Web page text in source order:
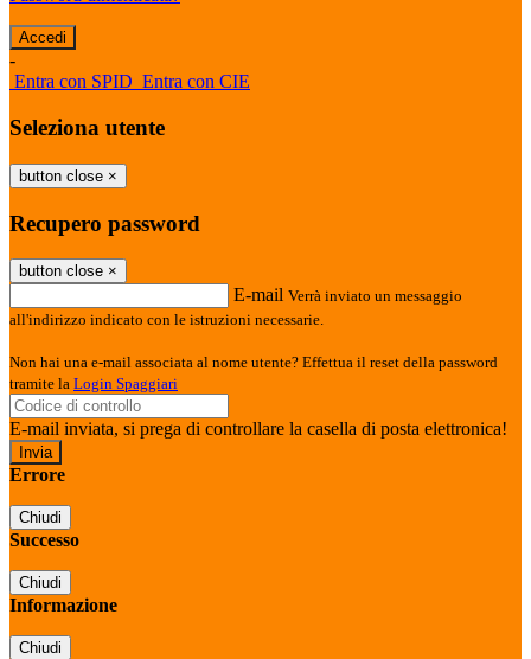
-
Entra con SPID Entra con CIE
Seleziona utente
button close ×
Recupero password
button close ×
E-mail Verrà inviato un messaggio
all'indirizzo indicato con le istruzioni necessarie.
Non hai una e-mail associata al nome utente? Effettua il reset della password
tramite la Login Spaggiari
E-mail inviata, si prega di controllare la casella di posta elettronica!
Errore
Chiudi
Successo
Chiudi
Informazione
Chiudi